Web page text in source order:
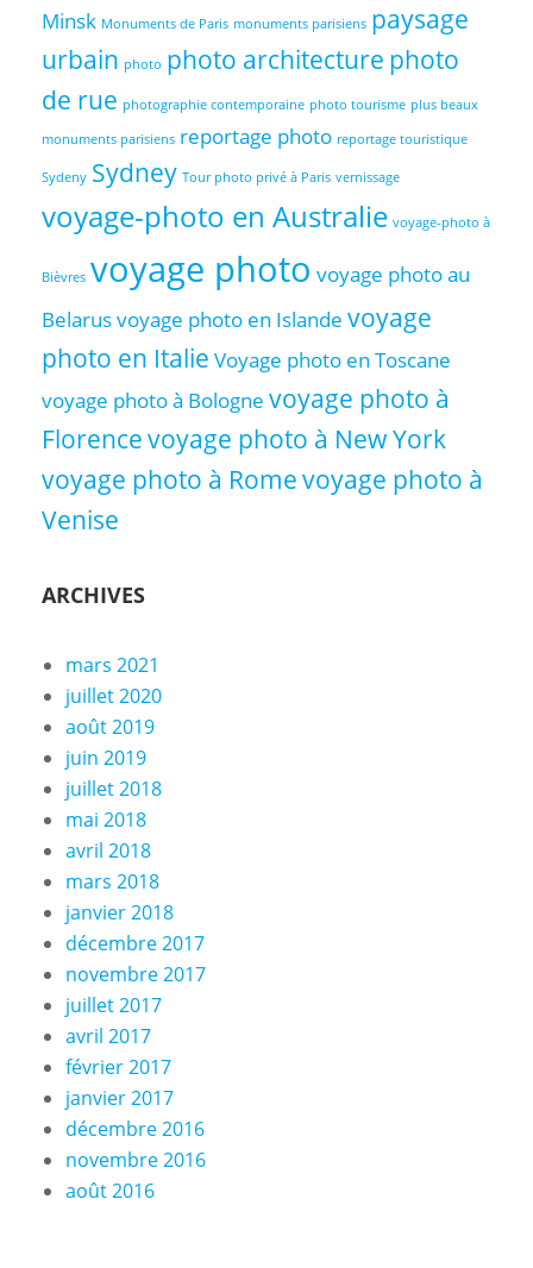
Minsk Monuments de Paris monuments parisiens paysage
urbain photo photo architecture photo
de rue photographie contemporaine photo tourisme plus beaux
monuments parisiens reportage photo reportage touristique
Sydeny Sydney Tour photo privé à Paris vernissage
voyage-photo en Australie voyage-photo à
Bièvres voyage photo voyage photo au
Belarusvoyage photo en Islande voyage
photo en Italie Voyage photo en Toscane
voyage photo à Bologne voyage photo à
Florencevoyage photo à New York
voyage photo à Romevoyage photo à
Venise
ARCHIVES
mars 2021
juillet 2020
août 2019
juin 2019
juillet 2018
mai 2018
avril 2018
mars 2018
janvier 2018
décembre 2017
novembre 2017
juillet 2017
avril 2017
février 2017
janvier 2017
décembre 2016
novembre 2016
août 2016